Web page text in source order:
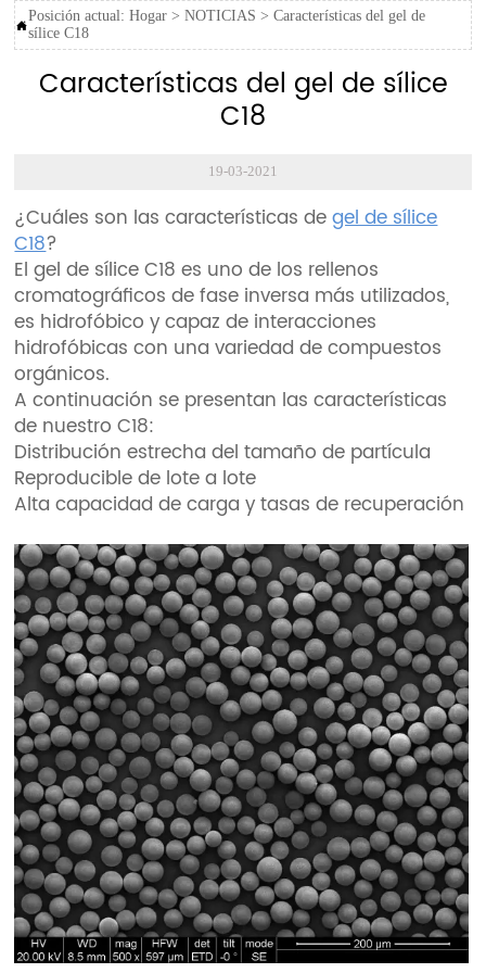

Posición actual:Hogar >NOTICIAS >Características del gel de
sílice C18
Características del gel de sílice
C18
19-03-2021
¿Cuáles son las características degel de sílice
C18?
El gel de sílice C18 es uno de los rellenos
cromatográficos de fase inversa más utilizados,
es hidrofóbico y capaz de interacciones
hidrofóbicas con una variedad de compuestos
orgánicos.
A continuación se presentan las características
de nuestro C18:
Distribución estrecha del tamaño de partícula
Reproducible de lote a lote
Alta capacidad de carga y tasas de recuperación